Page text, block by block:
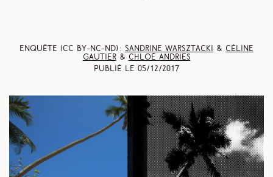
Enquête (CC BY-NC-ND) : Sandrine Warsztacki & Céline
Gautier&
Chloé Andries
Publié le 05/12/2017